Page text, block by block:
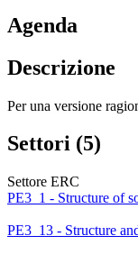
Agenda
Descrizione
Per una versione
Settori (5)
Settore ERC
PE3_1 - Structure of
PE3_13 - Structure